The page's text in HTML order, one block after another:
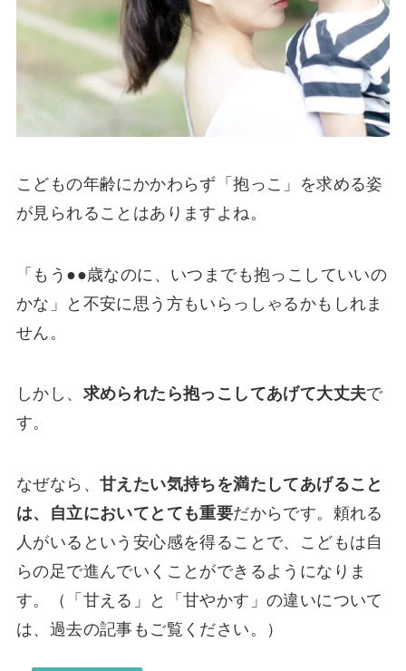
こどもの年齢にかかわらず「抱っこ」を求める姿
が見られることはありますよね。
「もう●●歳なのに、いつまでも抱っこしていいの
かな」と不安に思う方もいらっしゃるかもしれま
せん。
しかし、 求められたら抱っこしてあげて大丈夫で
す。
なぜなら、 甘えたい気持ちを満たしてあげること
は、自立においてとても重要だからです。頼れる
人がいるという安心感を得ることで、こどもは自
らの足で進んでいくことができるようになりま
す。（「甘える」と「甘やかす」の違いについて
は、過去の記事もご覧ください。）